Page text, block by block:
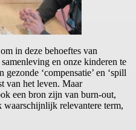
in deze behoeftes van
en onze kinderen te
‘compensatie’ en ‘spill
van het leven. Maar
een bron zijn van burn-out,
relevantere term,